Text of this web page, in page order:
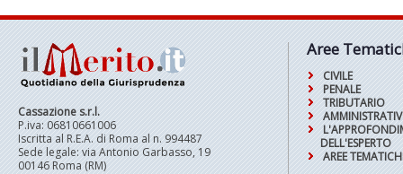
Cassazione s.r.l.
P.iva: 06810661006
Iscritta al R.E.A. di Roma al n. 994487
Sede legale: via Antonio Garbasso, 19
00146 Roma (RM)
Aree
CIVILE
PENALE
TRIBUTARIO
DELL'ESPERTO
AREE